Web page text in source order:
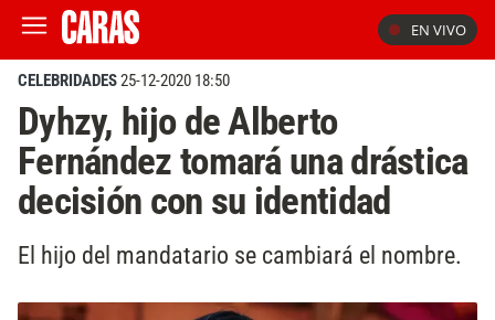
EN VIVO
CELEBRIDADES25-12-2020 18:50
Dyhzy, hijo de Alberto
Fernández tomará una drástica
decisión con su identidad
El hijo del mandatario se cambiará el nombre.